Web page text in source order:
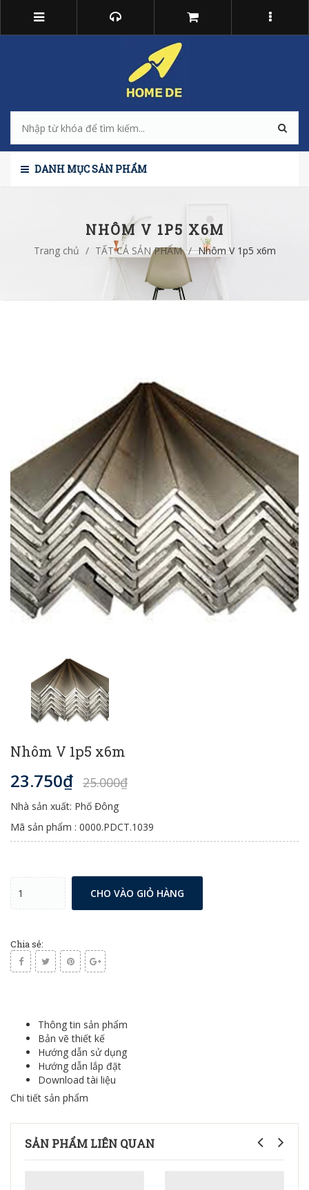
DANH MỤC SẢN PHẨM
NHÔM V 1P5 X6M
Trang chủ / TẤT CẢ SẢN PHẨM / Nhôm V 1p5 x6m
Nhôm V 1p5 x6m
23.750₫ 25.000₫
Nhà sản xuất: Phố Đông
Mã sản phẩm : 0000.PDCT.1039
CHO VÀO GIỎ HÀNG
Chia sẻ:
Thông tin sản phẩm
Bản vẽ thiết kế
Hướng dẫn sử dụng
Hướng dẫn lắp đặt
Download tài liệu
Chi tiết sản phẩm
SẢN PHẨM LIÊN QUAN